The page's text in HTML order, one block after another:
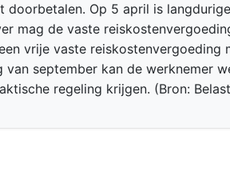
doorbetalen. Op 5 april is
mag de vaste
vrije vaste reiskostenvergoeding
september kan de werknemer
regeling krijgen. (Bron: